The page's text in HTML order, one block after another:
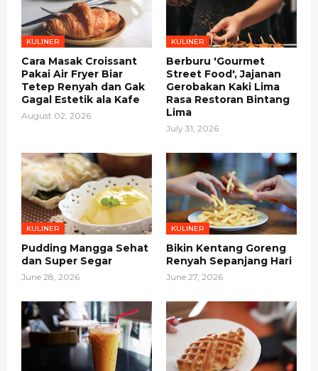
KULINER
Cara Masak Croissant
Pakai Air Fryer Biar
Tetep Renyah dan Gak
Gagal Estetik ala Kafe
August 02, 2026
KULINER
Berburu 'Gourmet
Street Food', Jajanan
Gerobakan Kaki Lima
Rasa Restoran Bintang
Lima
July 31, 2026
KULINER
Pudding Mangga Sehat
dan Super Segar
June 28, 2026
KULINER
Bikin Kentang Goreng
Renyah Sepanjang Hari
June 27, 2026